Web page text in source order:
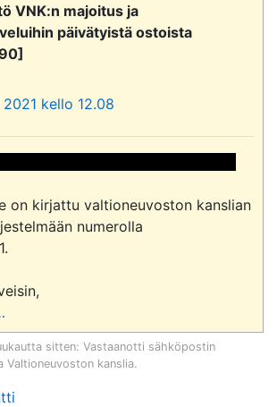
VNK:n majoitus ja
päivätyistä ostoista
kello 12.08
on kirjattu valtioneuvoston kanslian
numerolla
sitten: Vastaanotti sähköpostin
Valtioneuvoston kanslia.